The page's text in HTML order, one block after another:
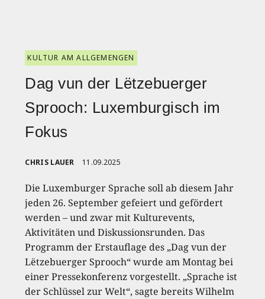
KULTUR AM ALLGEMENGEN
Dag vun der Lëtzebuerger
Sprooch: Luxemburgisch im
Fokus
CHRIS LAUER 11.09.2025
Die Luxemburger Sprache soll ab diesem Jahr
jeden 26. September gefeiert und gefördert
werden – und zwar mit Kulturevents,
Aktivitäten und Diskussionsrunden. Das
Programm der Erstauflage des „Dag vun der
Lëtzebuerger Sprooch“ wurde am Montag bei
einer Pressekonferenz vorgestellt. „Sprache ist
der Schlüssel zur Welt“, sagte bereits Wilhelm